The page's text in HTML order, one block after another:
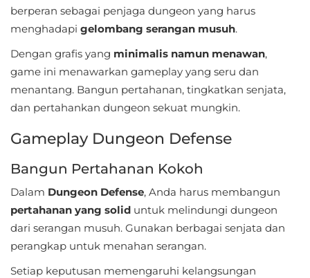
Simulation
Standalone
Story-
Trivia
Word
Apps
berperan sebagai penjaga dungeon yang harus
menghadapi gelombang serangan musuh.
Dengan grafis yang minimalis namun menawan,
game ini menawarkan gameplay yang seru dan
menantang. Bangun pertahanan, tingkatkan senjata,
dan pertahankan dungeon sekuat mungkin.
Gameplay Dungeon Defense
Bangun Pertahanan Kokoh
Dalam Dungeon Defense, Anda harus membangun
pertahanan yang solid untuk melindungi dungeon
dari serangan musuh. Gunakan berbagai senjata dan
perangkap untuk menahan serangan.
Setiap keputusan memengaruhi kelangsungan